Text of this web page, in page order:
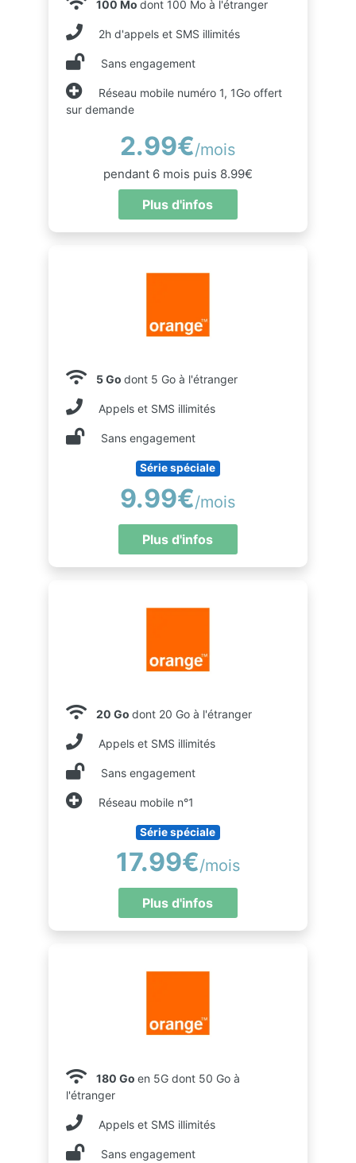
100 Mo dont 100 Mo à l'étranger
2h d'appels et SMS illimités
Sans engagement
Réseau mobile numéro 1, 1Go offert
sur demande
2.99€/mois
pendant 6 mois puis 8.99€
Plus d'infos
5 Go dont 5 Go à l'étranger
Appels et SMS illimités
Sans engagement
Série spéciale
9.99€/mois
Plus d'infos
20 Go dont 20 Go à l'étranger
Appels et SMS illimités
Sans engagement
Réseau mobile n°1
Série spéciale
17.99€/mois
Plus d'infos
180 Go en 5G dont 50 Go à
l'étranger
Appels et SMS illimités
Sans engagement